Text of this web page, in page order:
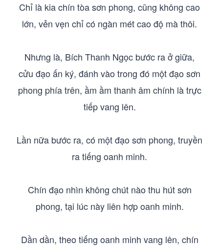
Chỉ là kia chín tòa sơn phong, cũng không cao
lớn, vẻn vẹn chỉ có ngàn mét cao độ mà thôi.
Nhưng là, Bích Thanh Ngọc bước ra ở giữa,
cửu đạo ấn ký, đánh vào trong đó một đạo sơn
phong phía trên, ầm ầm thanh âm chính là trực
tiếp vang lên.
Lần nữa bước ra, có một đạo sơn phong, truyền
ra tiếng oanh minh.
Chín đạo nhìn không chút nào thu hút sơn
phong, tại lúc này liên hợp oanh minh.
Dần dần, theo tiếng oanh minh vang lên, chín